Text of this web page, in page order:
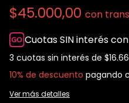
$45.000,00 con
Cuotas SIN interés con
3 cuotas sin interés de
10% de descuento pagando
Ver más detalles